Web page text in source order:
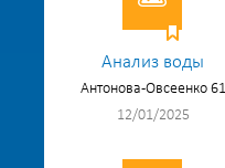
Анализ воды
Антонова-Овсеенко 61
12/01/2025